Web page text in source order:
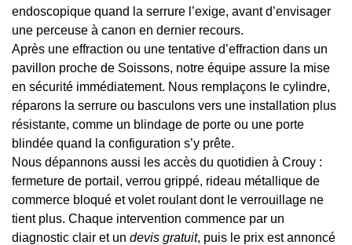
endoscopique quand la serrure l’exige, avant d’envisager
une perceuse à canon en dernier recours.
Après une effraction ou une tentative d’effraction dans un
pavillon proche de Soissons, notre équipe assure la mise
en sécurité immédiatement. Nous remplaçons le cylindre,
réparons la serrure ou basculons vers une installation plus
résistante, comme un blindage de porte ou une porte
blindée quand la configuration s’y prête.
Nous dépannons aussi les accès du quotidien à Crouy :
fermeture de portail, verrou grippé, rideau métallique de
commerce bloqué et volet roulant dont le verrouillage ne
tient plus. Chaque intervention commence par un
diagnostic clair et un devis gratuit, puis le prix est annoncé